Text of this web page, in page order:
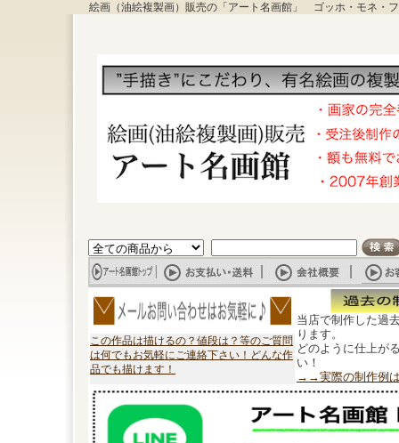
絵画（油絵複製画）販売の「アート名画館」 ゴッホ・モネ・
この作品は描けるの？値段は？等のご質問
は何でもお気軽にご連絡下さい！どんな作
品でも描けます！
当店で制作した過
ります。
どのように仕上が
い！
→→実際の制作例